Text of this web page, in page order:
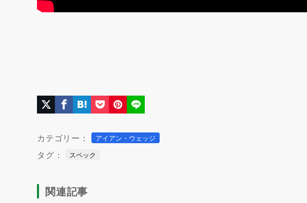
カテゴリー： アイアン・ウェッジ
タグ： スペック
関連記事